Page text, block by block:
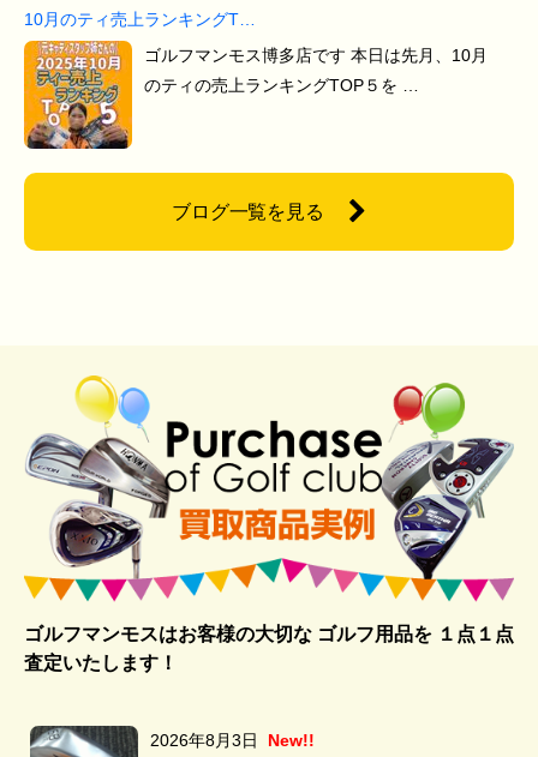
10月のティ売上ランキングT…
ゴルフマンモス博多店です 本日は先月、10月
のティの売上ランキングTOP５を …
ブログ一覧を見る
ゴルフマンモスはお客様の大切な ゴルフ用品を１点１点
査定いたします！
2026年8月3日
New!!